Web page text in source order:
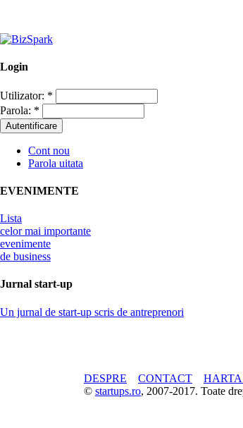
Login
Utilizator: *
Parola: *
Cont nou
Parola uitata
EVENIMENTE
Lista
celor mai importante
evenimente
de business
Jurnal start-up
Un jurnal de start-up scris de antreprenori
DESPRE CONTACT
HARTA
© startups.ro, 2007-2017. Toate